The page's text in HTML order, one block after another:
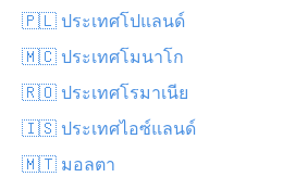
🇵🇱 ประเทศโปแลนด์
🇲🇨 ประเทศโมนาโก
🇷🇴 ประเทศโรมาเนีย
🇮🇸 ประเทศไอซ์แลนด์
🇲🇹 มอลตา